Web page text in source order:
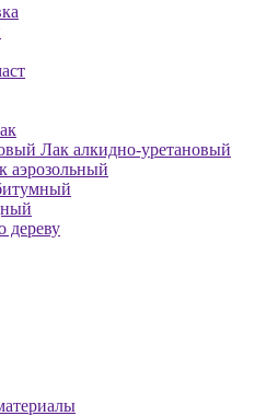
Лак алкидно-уретановый
аэрозольный
дереву